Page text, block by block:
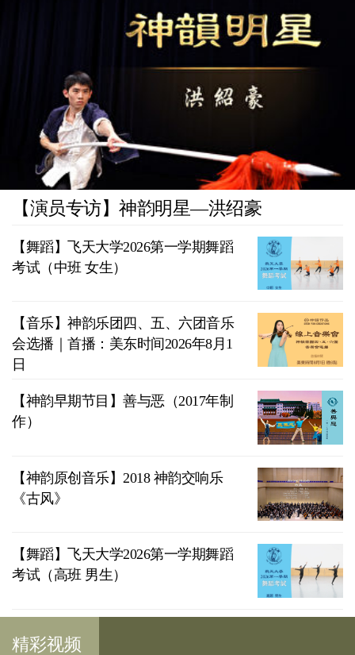
【演员专访】神韵明星—洪绍豪
【舞蹈】飞天大学2026第一学期舞蹈
考试（中班 女生）
【音乐】神韵乐团四、五、六团音乐
会选播｜首播：美东时间2026年8月1
日
【神韵早期节目】善与恶（2017年制
作）
【神韵原创音乐】2018 神韵交响乐
《古风》
【舞蹈】飞天大学2026第一学期舞蹈
考试（高班 男生）
精彩视频